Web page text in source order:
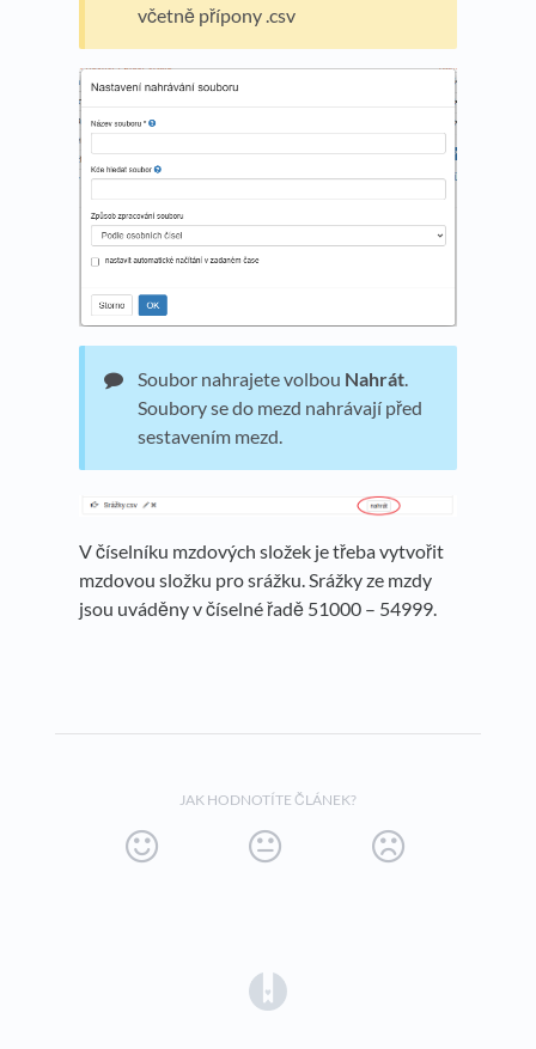
včetně přípony .csv
Soubor nahrajete volbou Nahrát.
Soubory se do mezd nahrávají před
sestavením mezd.
V číselníku mzdových složek je třeba vytvořit
mzdovou složku pro srážku. Srážky ze mzdy
jsou uváděny v číselné řadě 51000 – 54999.
JAK HODNOTÍTE ČLÁNEK?